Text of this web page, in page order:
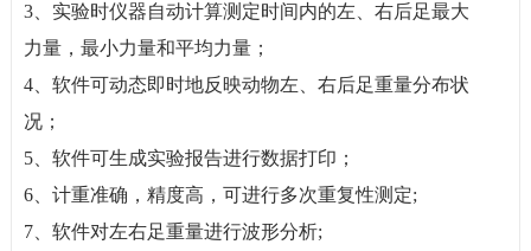
3、实验时仪器自动计算测定时间内的左、右后足最大
力量，最小力量和平均力量；
4、软件可动态即时地反映动物左、右后足重量分布状
况；
5、软件可生成实验报告进行数据打印；
6、计重准确，精度高，可进行多次重复性测定;
7、软件对左右足重量进行波形分析;